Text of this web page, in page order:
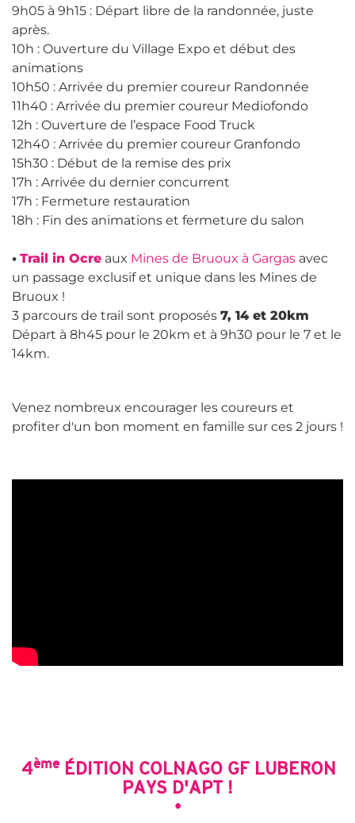
9h05 à 9h15 : Départ libre de la randonnée, juste
après.
10h : Ouverture du Village Expo et début des
animations
10h50 : Arrivée du premier coureur Randonnée
11h40 : Arrivée du premier coureur Mediofondo
12h : Ouverture de l’espace Food Truck
12h40 : Arrivée du premier coureur Granfondo
15h30 : Début de la remise des prix
17h : Arrivée du dernier concurrent
17h : Fermeture restauration
18h : Fin des animations et fermeture du salon
• Trail in Ocre aux Mines de Bruoux à Gargas avec
un passage exclusif et unique dans les Mines de
Bruoux !
3 parcours de trail sont proposés 7, 14 et 20km
Départ à 8h45 pour le 20km et à 9h30 pour le 7 et le
14km.
Venez nombreux encourager les coureurs et
profiter d'un bon moment en famille sur ces 2 jours !
4èmeÉDITION COLNAGO GF LUBERON
PAYS D'APT !
•